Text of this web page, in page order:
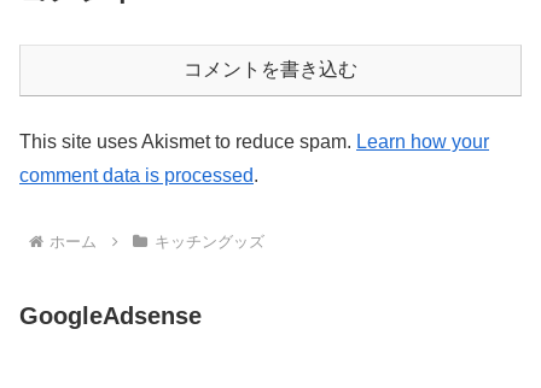
コメントを書き込む
This site uses Akismet to reduce spam. Learn how your
comment data is processed.
ホーム キッチングッズ
GoogleAdsense